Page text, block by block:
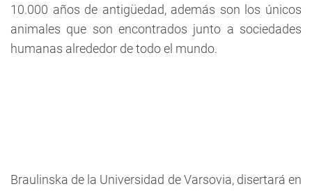
10.000 años de antigüedad, además son los únicos
animales que son encontrados junto a sociedades
humanas alrededor de todo el mundo.
Braulinska de la Universidad de Varsovia, disertará en